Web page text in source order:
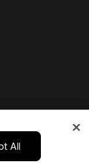
Germany
All